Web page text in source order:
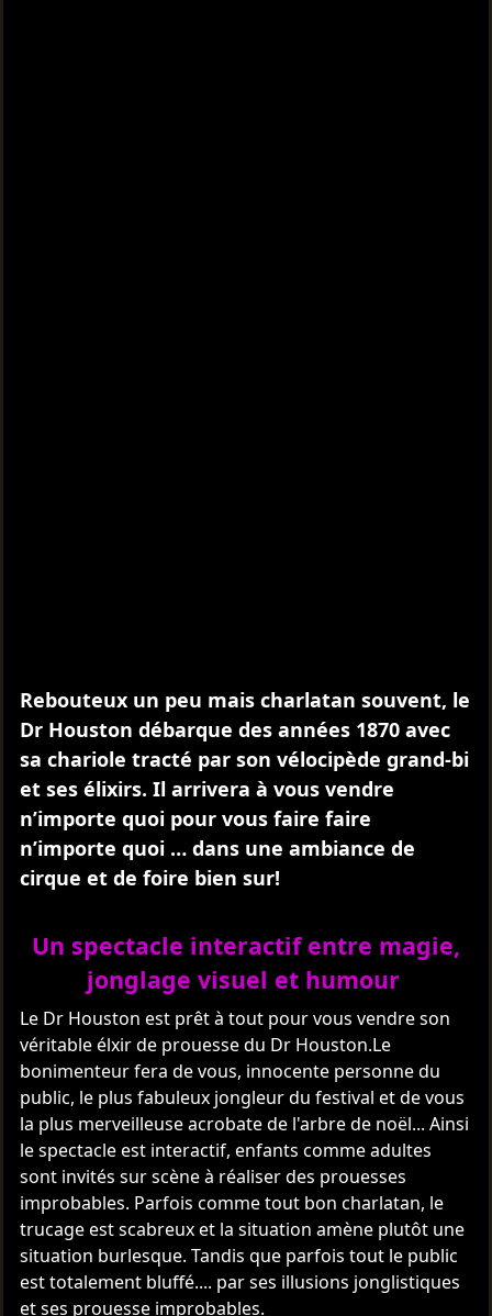
Rebouteux un peu mais charlatan souvent, le
Dr Houston débarque des années 1870 avec
sa chariole tracté par son vélocipède grand-bi
et ses élixirs. Il arrivera à vous vendre
n’importe quoi pour vous faire faire
n’importe quoi … dans une ambiance de
cirque et de foire bien sur!
Un spectacle interactif entre magie,
jonglage visuel et humour
Le Dr Houston est prêt à tout pour vous vendre son
véritable élxir de prouesse du Dr Houston.Le
bonimenteur fera de vous, innocente personne du
public, le plus fabuleux jongleur du festival et de vous
la plus merveilleuse acrobate de l'arbre de noël... Ainsi
le spectacle est interactif, enfants comme adultes
sont invités sur scène à réaliser des prouesses
improbables. Parfois comme tout bon charlatan, le
trucage est scabreux et la situation amène plutôt une
situation burlesque. Tandis que parfois tout le public
est totalement bluffé.... par ses illusions jonglistiques
et ses prouesse improbables.